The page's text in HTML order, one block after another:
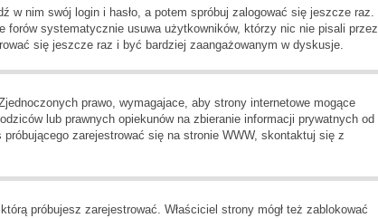
w nim swój login i hasło, a potem spróbuj zalogować się jeszcze raz.
forów systematycznie usuwa użytkowników, którzy nic nie pisali przez
się jeszcze raz i być bardziej zaangażowanym w dyskusje.
prawo, wymagajace, aby strony internetowe mogące
lub prawnych opiekunów na zbieranie informacji prywatnych od
zarejestrować się na stronie WWW, skontaktuj się z
próbujesz zarejestrować. Właściciel strony mógł też zablokować